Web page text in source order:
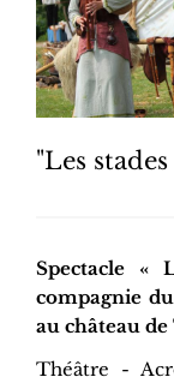
"Les
Spectacle «
compagnie
au château de
Théâtre -